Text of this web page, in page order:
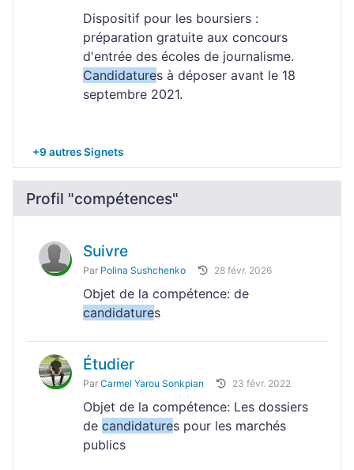
Dispositif pour les boursiers :
préparation gratuite aux concours
d'entrée des écoles de journalisme.
Candidatures à déposer avant le 18
septembre 2021.
+9 autres Signets
Profil "compétences"
Suivre
Par Polina Sushchenko 28 févr. 2026
Objet de la compétence: de
candidatures
Étudier
Par Carmel Yarou Sonkpian 23 févr. 2022
Objet de la compétence: Les dossiers
de candidatures pour les marchés
publics